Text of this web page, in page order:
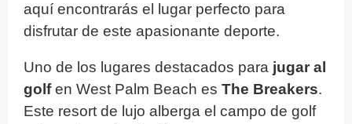
aquí encontrarás el lugar perfecto para
disfrutar de este apasionante deporte.
Uno de los lugares destacados para jugar al
golfen West Palm Beach es The Breakers.
Este resort de lujo alberga el campo de golf